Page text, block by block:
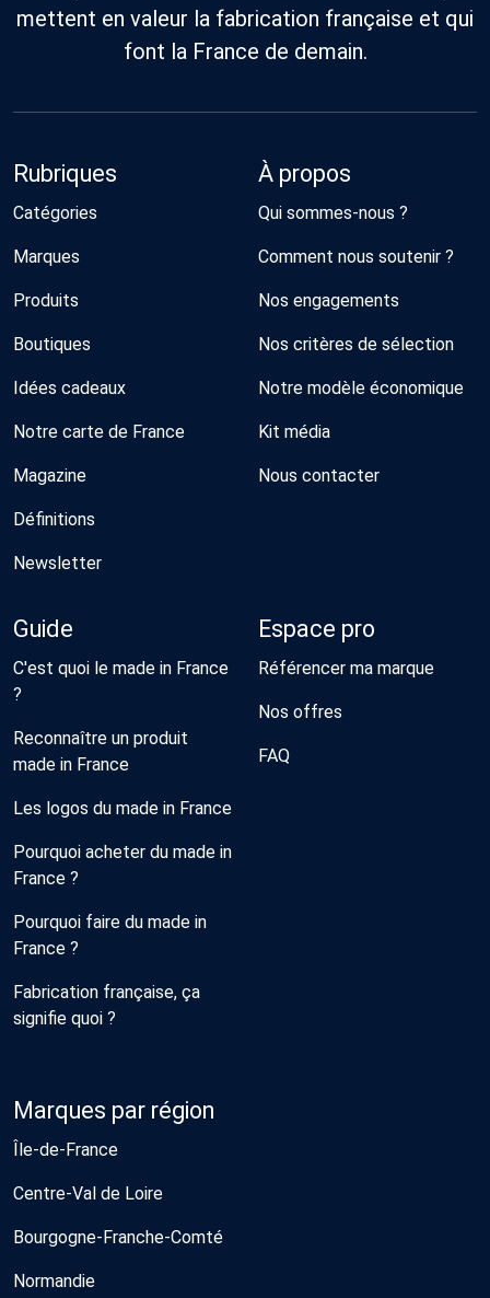
mettent en valeur la fabrication française et qui
font la France de demain.
Rubriques
Catégories
Marques
Produits
Boutiques
Idées cadeaux
Notre carte de France
Magazine
Définitions
Newsletter
À propos
Qui sommes-nous ?
Comment nous soutenir ?
Nos engagements
Nos critères de sélection
Notre modèle économique
Kit média
Nous contacter
Guide
C'est quoi le made in France
?
Reconnaître un produit
made in France
Les logos du made in France
Pourquoi acheter du made in
France ?
Pourquoi faire du made in
France ?
Fabrication française, ça
signifie quoi ?
Espace pro
Référencer ma marque
Nos offres
FAQ
Marques par région
Île-de-France
Centre-Val de Loire
Bourgogne-Franche-Comté
Normandie